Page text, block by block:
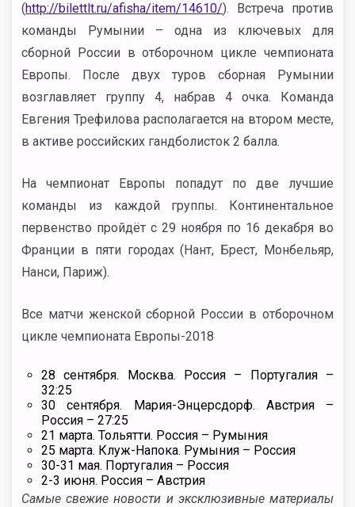
(http://bilettlt.ru/afisha/item/14610/). Встреча против
команды Румынии – одна из ключевых для
сборной России в отборочном цикле чемпионата
Европы. После двух туров сборная Румынии
возглавляет группу 4, набрав 4 очка. Команда
Евгения Трефилова располагается на втором месте,
в активе российских гандболисток 2 балла.
На чемпионат Европы попадут по две лучшие
команды из каждой группы. Континентальное
первенство пройдёт с 29 ноября по 16 декабря во
Франции в пяти городах (Нант, Брест, Монбельяр,
Нанси, Париж).
Все матчи женской сборной России в отборочном
цикле чемпионата Европы-2018
28 сентября. Москва. Россия – Португалия –
32:25
30 сентября. Мария-Энцерсдорф. Австрия –
Россия – 27:25
21 марта. Тольятти. Россия – Румыния
25 марта. Клуж-Напока. Румыния – Россия
30-31 мая. Португалия – Россия
2-3 июня. Россия – Австрия
Самые свежие новости и эксклюзивные материалы